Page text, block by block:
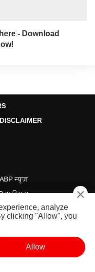
- Download
DISCLAIMER
ABP न्यूज़
અસ્મિતા
நாடு ABP దేశం
×
analyze
clicking "Allow", you
Allow